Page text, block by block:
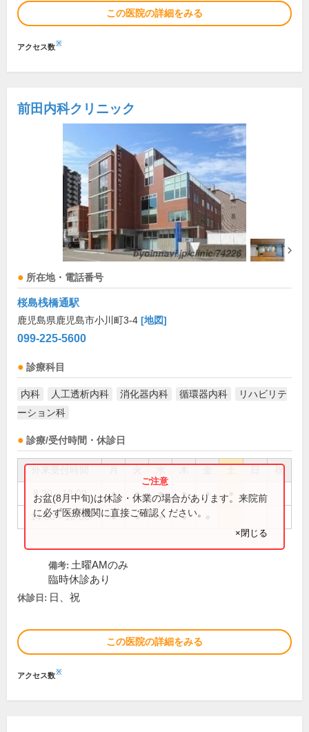
この医院の詳細をみる
アクセス数※
前田内科クリニック
所在地・電話番号
桜島桟橋通駅
鹿児島県鹿児島市小川町3-4 [地図]
099-225-5600
診療科目
内科 人工透析内科 消化器内科 循環器内科
リハビリテ
ーション科
診療/受付時間・休診日
祝
8:30～13:00 ● ● ● ● ●
14:00～18:00 ● ● ● ●
お盆(8月中旬)は休診・休業の場合があります。来院前
に必ず医療機関に直接ご確認ください。
×閉じる
備考: 土曜AMのみ
臨時休診あり
休診日: 日、祝
この医院の詳細をみる
アクセス数※